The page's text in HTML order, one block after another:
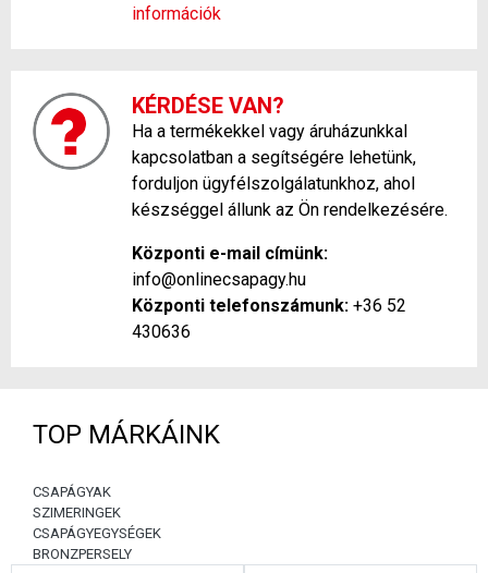
információk
KÉRDÉSE VAN?
Ha a termékekkel vagy áruházunkkal
kapcsolatban a segítségére lehetünk,
forduljon ügyfélszolgálatunkhoz, ahol
készséggel állunk az Ön rendelkezésére.
Központi e-mail címünk:
info@onlinecsapagy.hu
Központi telefonszámunk: +36 52
430636
TOP MÁRKÁINK
CSAPÁGYAK
SZIMERINGEK
CSAPÁGYEGYSÉGEK
BRONZPERSELY